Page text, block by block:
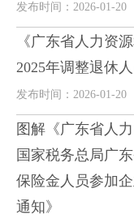
发布时间：2026-01-20
《广东省人力资
2025年调整退休
发布时间：2026-01-20
图解《广东省人
国家税务总局广
保险金人员参加
通知》